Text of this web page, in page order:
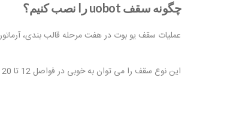
چگونه سقف uobotرا نصب کنیم؟
عملیات سقف یو بوت در هفت مرحله قالب بندی، آرماتور
این نوع سقف را می توان به خوبی در فواصل 12 تا 20 متری نصب کرد، مراحل نصب سقف uobot بسیار ساده است، در اینجا هر مرحله را به اختصار توضیح می دهیم: